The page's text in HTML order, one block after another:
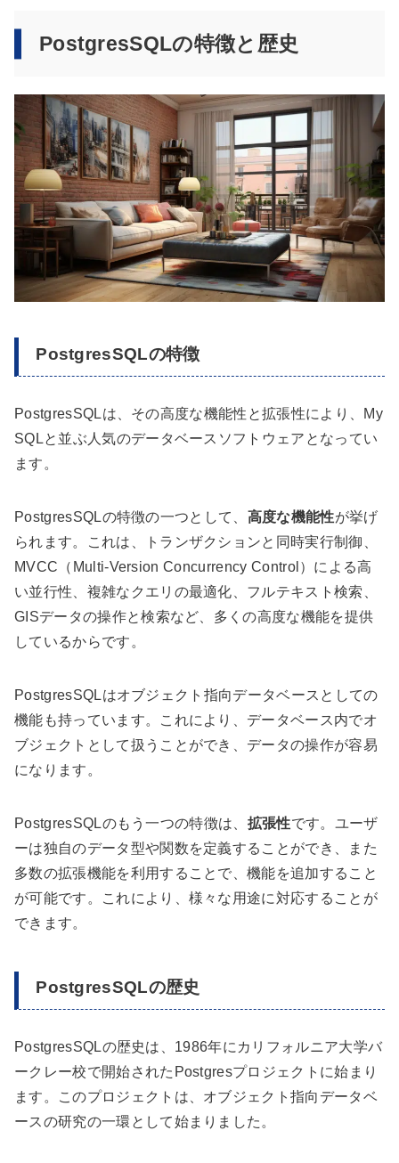
PostgresSQLの特徴と歴史
PostgresSQLの特徴
PostgresSQLは、その高度な機能性と拡張性により、My
SQLと並ぶ人気のデータベースソフトウェアとなってい
ます。
PostgresSQLの特徴の一つとして、 高度な機能性が挙げ
られます。これは、トランザクションと同時実行制御、
MVCC（Multi-Version Concurrency Control）による高
い並行性、複雑なクエリの最適化、フルテキスト検索、
GISデータの操作と検索など、多くの高度な機能を提供
しているからです。
PostgresSQLはオブジェクト指向データベースとしての
機能も持っています。これにより、データベース内でオ
ブジェクトとして扱うことができ、データの操作が容易
になります。
PostgresSQLのもう一つの特徴は、 拡張性です。ユーザ
ーは独自のデータ型や関数を定義することができ、また
多数の拡張機能を利用することで、機能を追加すること
が可能です。これにより、様々な用途に対応することが
できます。
PostgresSQLの歴史
PostgresSQLの歴史は、1986年にカリフォルニア大学バ
ークレー校で開始されたPostgresプロジェクトに始まり
ます。このプロジェクトは、オブジェクト指向データベ
ースの研究の一環として始まりました。